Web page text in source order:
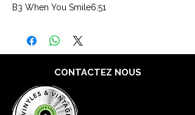
B3 When You Smile6:51
CONTACTEZ NOUS